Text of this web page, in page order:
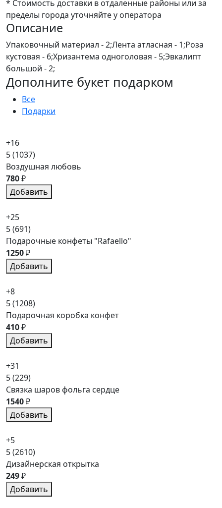
* Стоимость доставки в отдаленные районы или за
пределы города уточняйте у оператора
Описание
Упаковочный материал - 2;Лента атласная - 1;Роза
кустовая - 6;Хризантема одноголовая - 5;Эвкалипт
большой - 2;
Дополните букет подарком
Все
Подарки
+16
5(1037)
Воздушная любовь
780₽
Добавить
+25
5(691)
Подарочные конфеты "Rafaello"
1250₽
Добавить
+8
5(1208)
Подарочная коробка конфет
410₽
Добавить
+31
5(229)
Связка шаров фольга сердце
1540₽
Добавить
+5
5(2610)
Дизайнерская открытка
249₽
Добавить